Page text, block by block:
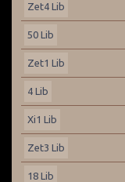
Zet4 Lib
50 Lib
Zet1 Lib
4 Lib
Xi1 Lib
Zet3 Lib
18 Lib